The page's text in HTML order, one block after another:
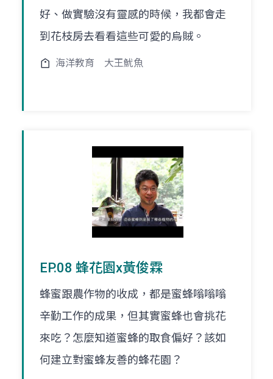
好、做實驗沒有靈感的時候，我都會走
到花枝房去看看這些可愛的烏賊。
海洋教育 大王魷魚
EP.08 蜂花園x黃俊霖
蜂蜜跟農作物的收成，都是蜜蜂嗡嗡嗡
辛勤工作的成果，但其實蜜蜂也會挑花
來吃？怎麼知道蜜蜂的取食偏好？該如
何建立對蜜蜂友善的蜂花園？